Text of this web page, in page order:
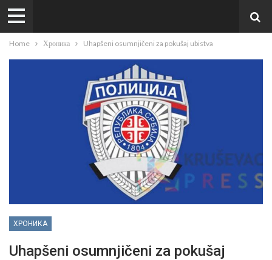
Home Хроника Uhapšeni osumnjičeni za pokušaj ubistva
ХРОНИКА
Uhapšeni osumnjičeni za pokušaj